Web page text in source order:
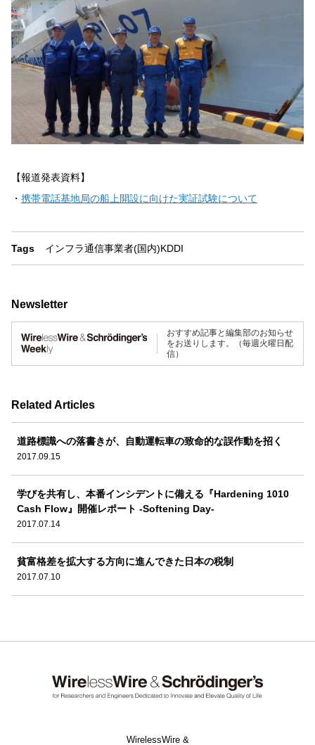
【報道発表資料】
・ 携帯電話基地局の船上開設に向けた実証試験について
Tags インフラ通信事業者(国内)KDDI
Newsletter
おすすめ記事と編集部のお知らせ
をお送りします。（毎週火曜日配
信）
Related Articles
道路標識への落書きが、自動運転車の致命的な誤作動を招く
2017.09.15
学びを共有し、本番インシデントに備える『Hardening 1010
Cash Flow』開催レポート -Softening Day-
2017.07.14
貧富格差を拡大する方向に進んできた日本の税制
2017.07.10
WirelessWire &